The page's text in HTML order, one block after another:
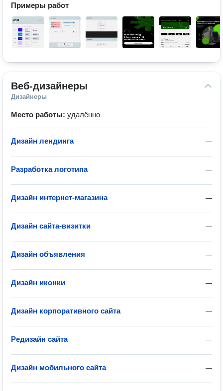
Примеры работ
Веб-дизайнеры
Дизайнеры
Место работы: удалённо
—
Дизайн лендинга
—
Разработка логотипа
—
Дизайн интернет-магазина
—
Дизайн сайта-визитки
—
Дизайн объявления
—
Дизайн иконки
—
Дизайн корпоративного сайта
—
Редизайн сайта
—
Дизайн мобильного сайта